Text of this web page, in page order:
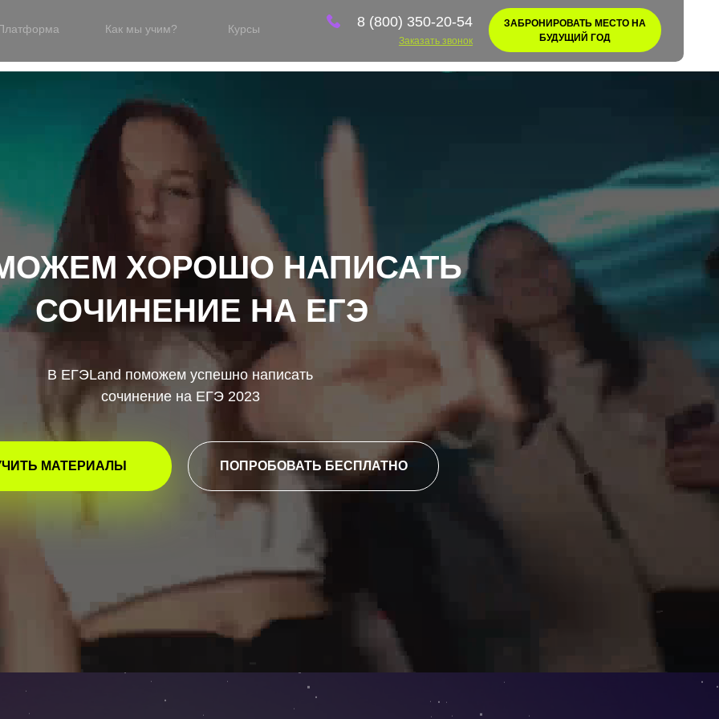
8 (800) 350-20-54
Заказать звонок
ЗАБРОНИРОВАТЬ МЕСТО НА
БУДУЩИЙ ГОД
Как мы учим? Курсы
В ЕГЭLand поможем успешно написать
сочинение на ЕГЭ 2023
МАТЕРИАЛЫ ПОПРОБОВАТЬ БЕСПЛАТНО
ХОРОШО НАПИСАТЬ
СОЧИНЕНИЕ НА ЕГЭ